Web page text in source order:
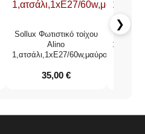
Sollux Φωτιστικό τοίχου
Alino
1,ατσάλι,1xE27/60w,μαύρο
35,00 €
❯